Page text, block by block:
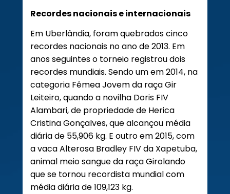
Recordes nacionais e internacionais
Em Uberlândia, foram quebrados cinco
recordes nacionais no ano de 2013. Em
anos seguintes o torneio registrou dois
recordes mundiais. Sendo um em 2014, na
categoria Fêmea Jovem da raça Gir
Leiteiro, quando a novilha Doris FIV
Alambari, de propriedade de Herica
Cristina Gonçalves, que alcançou média
diária de 55,906 kg. E outro em 2015, com
a vaca Alterosa Bradley FIV da Xapetuba,
animal meio sangue da raça Girolando
que se tornou recordista mundial com
média diária de 109,123 kg.